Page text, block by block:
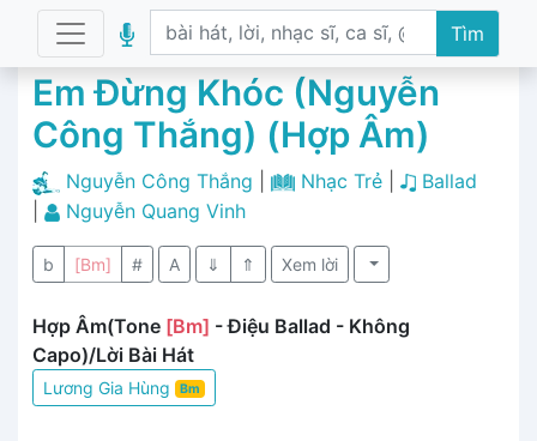
Tìm
Em Đừng Khóc (Nguyễn
Công Thắng) (Hợp Âm)
Nguyễn Công Thắng Nhạc Trẻ|
Ballad
Nguyễn Quang Vinh
b [Bm] # A ⇓ ⇑ Xem lời
Hợp Âm(Tone [Bm] - Điệu Ballad - Không
Capo)/Lời Bài Hát
Lương Gia Hùng Bm